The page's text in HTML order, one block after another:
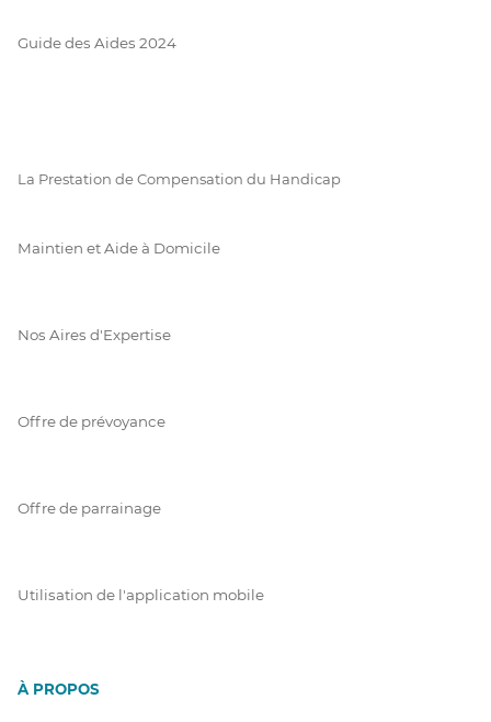
Guide des Aides 2024
La Prestation de Compensation du Handicap
Maintien et Aide à Domicile
Nos Aires d'Expertise
Offre de prévoyance
Offre de parrainage
Utilisation de l'application mobile
À PROPOS